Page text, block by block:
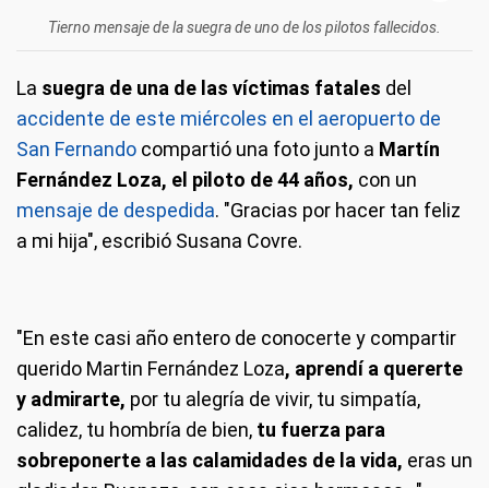
Tierno mensaje de la suegra de uno de los pilotos fallecidos.
La suegra de una de las víctimas fatales del
accidente de este miércoles en el aeropuerto de
San Fernando compartió una foto junto a Martín
Fernández Loza, el piloto de 44 años, con un
mensaje de despedida. "Gracias por hacer tan feliz
a mi hija", escribió Susana Covre.
"En este casi año entero de conocerte y compartir
querido Martin Fernández Loza, aprendí a quererte
y admirarte, por tu alegría de vivir, tu simpatía,
calidez, tu hombría de bien, tu fuerza para
sobreponerte a las calamidades de la vida, eras un